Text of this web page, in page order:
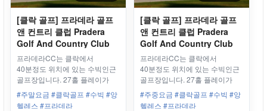
[클락 골프] 프라데라 골프
앤 컨트리 클럽 Pradera
Golf And Country Club
왕복픽업차량 + 그린피
바우처 18홀 - 주말/휴일
프라데라CC는 클락에서
40분정도 위치에 있는 수빅인근
골프장입니다. 27홀 플레이가
가능한 골프장입니다
#주말요금 #클락골프 #수빅 #앙
헬레스 #프라데라
[클락 골프] 프라데라 골프
앤 컨트리 클럽 Pradera
Golf And Country Club
왕복차량 + 그린피 바우처
18홀 - 평일/주중
프라데라CC는 클락에서
40분정도 위치에 있는 수빅인근
골프장입니다. 27홀 플레이가
가능한 골프장입니다
#주중요금 #클락골프 #수빅 #앙
헬레스 #프라데라